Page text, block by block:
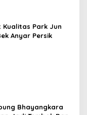
Kualitas Park Jun
Anyar Persik
Bhayangkara